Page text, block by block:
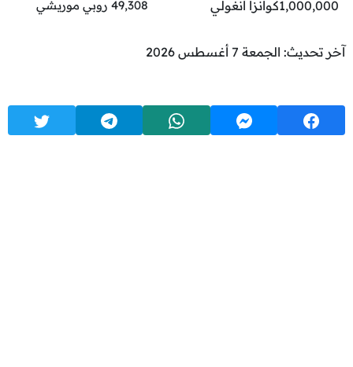
1,000,000كوانزا أنغولي 49,308 روبي موريشي
آخر تحديث: الجمعة 7 أغسطس 2026